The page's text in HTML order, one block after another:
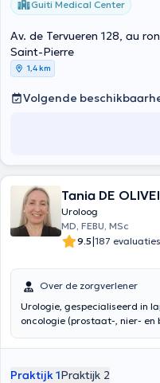
Guiti Medical Center
Av. de Tervueren 128, au
Saint-Pierre
1,4 km
Volgende
Tania DE
Uroloog
MD, FEBU, MSc
9.5|187 evaluaties
Over de zorgverlener
Urologie, gespecialiseerd in
oncologie (prostaat-, nier- en
geneeskunde,
Praktijk 1Praktijk 2